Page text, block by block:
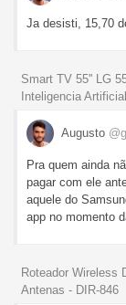
Ja desisti, 15,70
Smart TV 55'' LG
Inteligencia Artificial
Augusto
Pra quem ainda
pagar com ele
aquele do
app no momento
Roteador Wireless
Antenas - DIR-846